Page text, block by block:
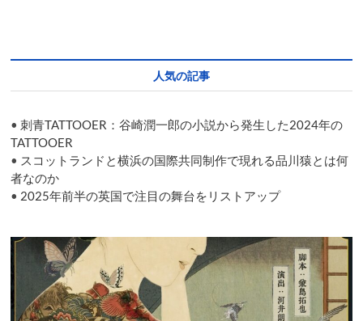
埼
か
ら
ダ
ン
を
を
広
げ
る
た
め
人気の記事
•刺青TATTOOER：谷崎潤一郎の小説から発生した2024年の
TATTOOER
• スコットランドと横浜の国際共同制作で現れる品川猿とは何
者なのか
• 2025年前半の英国で注目の舞台をリストアップ